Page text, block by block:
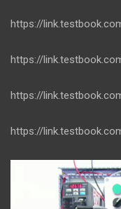
https://
https://
https://
https://